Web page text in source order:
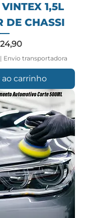
1,5L
DE CHASSI
| Envio transportadora
carrinho